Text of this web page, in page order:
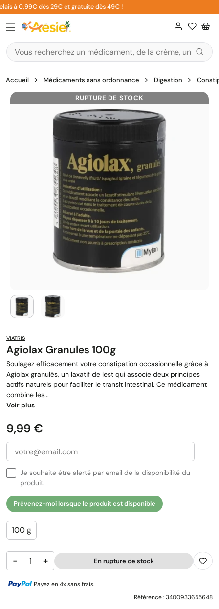
Aller
au
contenu
à 0,99€ dès 29€ et gratuite dès 49€ !
Accueil Médicaments sans ordonnance Digestion
RUPTURE DE STOCK
VIATRIS
Agiolax Granules 100g
Soulagez efficacement votre constipation occasionnelle grâce à
Agiolax granulés, un laxatif de lest qui associe deux principes
actifs naturels pour faciliter le transit intestinal. Ce médicament
combine les...
Voir plus
Prix
9,99 €
Je souhaite être alerté par email de la disponibilité du
produit.
Prévenez-moi lorsque le produit est disponible
100 g
− + En rupture de stock
Payez en 4x sans frais.
Référence :3400933655648